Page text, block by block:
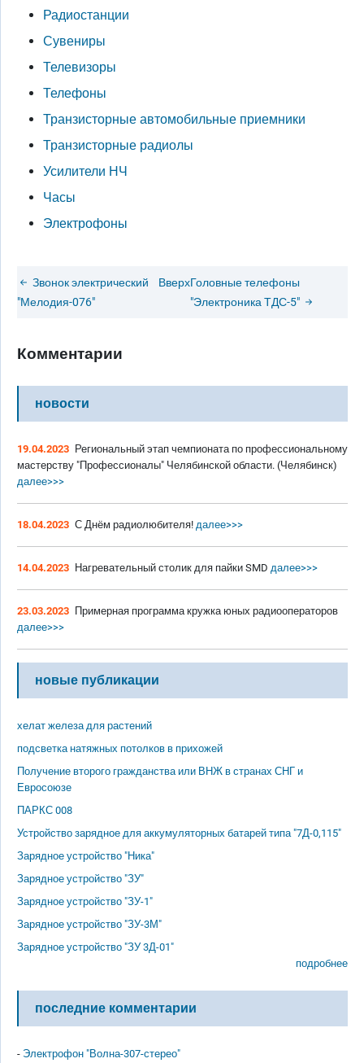
Радиостанции
Сувениры
Телевизоры
Телефоны
Транзисторные автомобильные приемники
Транзисторные радиолы
Усилители НЧ
Часы
Электрофоны
Звонок электрический
"Мелодия-076"
ВверхГоловные телефоны
"Электроника ТДС-5"
Комментарии
новости
19.04.2023 Региональный этап чемпионата по профессиональному
мастерству "Профессионалы" Челябинской области. (Челябинск)
далее>>>
18.04.2023 С Днём радиолюбителя! далее>>>
14.04.2023 Нагревательный столик для пайки SMD далее>>>
23.03.2023 Примерная программа кружка юных радиооператоров
далее>>>
новые публикации
хелат железа для растений
подсветка натяжных потолков в прихожей
Получение второго гражданства или ВНЖ в странах СНГ и
Евросоюзе
ПАРКС 008
Устройство зарядное для аккумуляторных батарей типа "7Д-0,115"
Зарядное устройство "Ника"
Зарядное устройство "ЗУ"
Зарядное устройство "ЗУ-1"
Зарядное устройство "ЗУ-3М"
Зарядное устройство "ЗУ 3Д-01"
подробнее
последние комментарии
- Электрофон "Волна-307-стерео"